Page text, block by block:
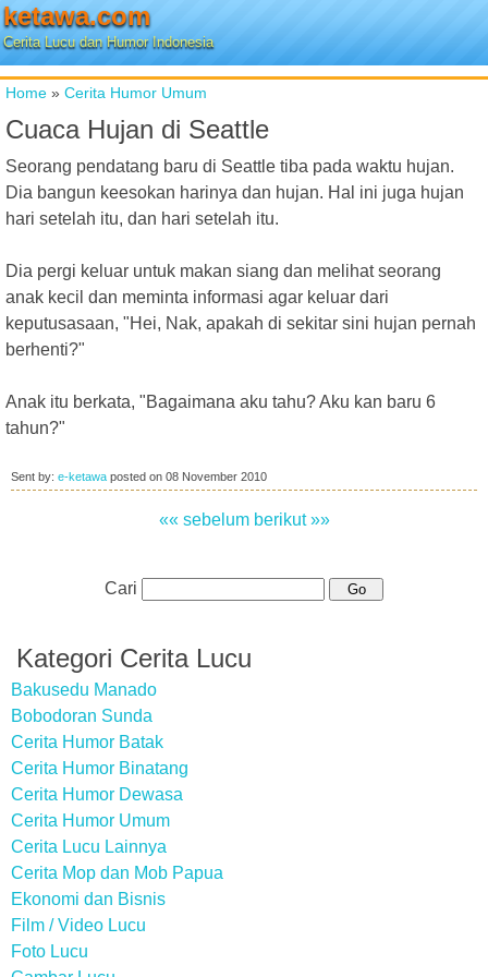
ketawa.com
Cerita Lucu dan Humor Indonesia
Home » Cerita Humor Umum
Cuaca Hujan di Seattle
Seorang pendatang baru di Seattle tiba pada waktu hujan.
Dia bangun keesokan harinya dan hujan. Hal ini juga hujan
hari setelah itu, dan hari setelah itu.
Dia pergi keluar untuk makan siang dan melihat seorang
anak kecil dan meminta informasi agar keluar dari
keputusasaan, "Hei, Nak, apakah di sekitar sini hujan pernah
berhenti?"
Anak itu berkata, "Bagaimana aku tahu? Aku kan baru 6
tahun?"
Sent by: e-ketawa posted on 08 November 2010
«« sebelum berikut »»
Cari
Kategori Cerita Lucu
Bakusedu Manado
Bobodoran Sunda
Cerita Humor Batak
Cerita Humor Binatang
Cerita Humor Dewasa
Cerita Humor Umum
Cerita Lucu Lainnya
Cerita Mop dan Mob Papua
Ekonomi dan Bisnis
Film / Video Lucu
Foto Lucu